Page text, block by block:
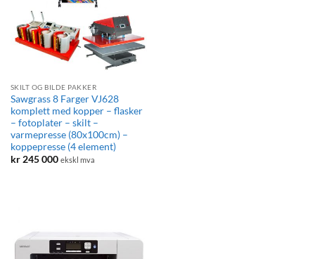
SKILT OG BILDE PAKKER
Sawgrass 8 Farger VJ628
komplett med kopper – flasker
– fotoplater – skilt –
varmepresse (80x100cm) –
koppepresse (4 element)
kr245 000 ekskl mva